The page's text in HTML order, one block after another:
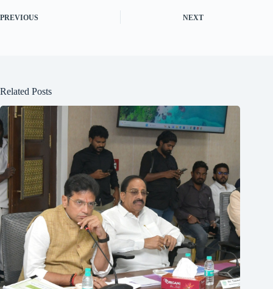
PREVIOUS NEXT
Related Posts